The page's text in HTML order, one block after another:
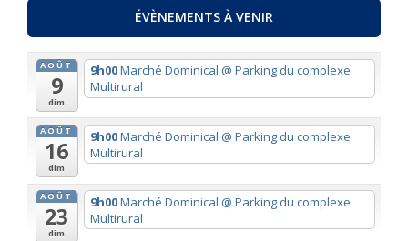
ÉVÈNEMENTS À VENIR
AOÛT
9
dim
9h00Marché Dominical @ Parking du complexe
Multirural
AOÛT
16
dim
9h00Marché Dominical @ Parking du complexe
Multirural
AOÛT
23
dim
9h00Marché Dominical @ Parking du complexe
Multirural